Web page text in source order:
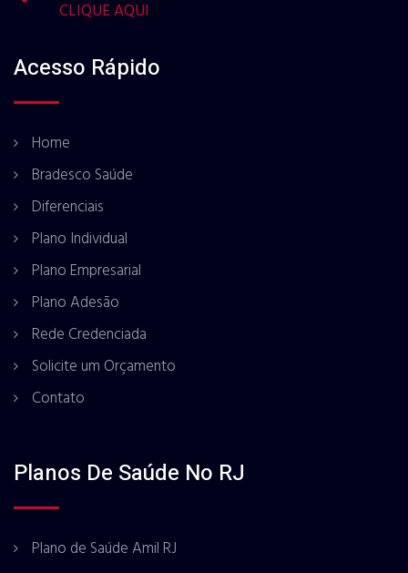
CLIQUE AQUI
Acesso Rápido
Home
Bradesco Saúde
Diferenciais
Plano Individual
Plano Empresarial
Plano Adesão
Rede Credenciada
Solicite um Orçamento
Contato
Planos De Saúde No RJ
Plano de Saúde Amil RJ